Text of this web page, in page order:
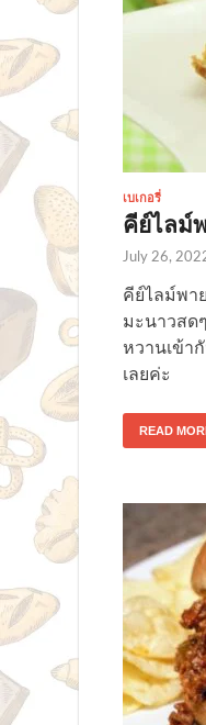
เบเกอรี่
คีย์ไลม์
July 26,
คีย์ไลม์พา
มะนาวสด
หวานเข้า
เลยค่ะ
READ